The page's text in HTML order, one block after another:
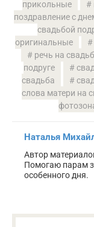
прикольные
поздравление с
свадьбой
оригинальные
речь на
подруге
свадьба
слова матери на
Наталья
Автор
Помогаю парам
особенного дня.